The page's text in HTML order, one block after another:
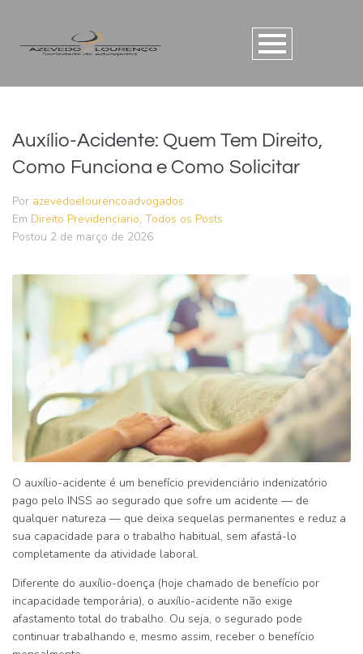
Auxílio-Acidente: Quem Tem Direito,
Como Funciona e Como Solicitar
Por azevedoelourencoadvogados
Em Direito Previdenciario, Todos os Posts
Postou 2 de março de 2026
O auxílio-acidente é um benefício previdenciário indenizatório
pago pelo INSS ao segurado que sofre um acidente — de
qualquer natureza — que deixa sequelas permanentes e reduz a
sua capacidade para o trabalho habitual, sem afastá-lo
completamente da atividade laboral.
Diferente do auxílio-doença (hoje chamado de benefício por
incapacidade temporária), o auxílio-acidente não exige
afastamento total do trabalho. Ou seja, o segurado pode
continuar trabalhando e, mesmo assim, receber o benefício